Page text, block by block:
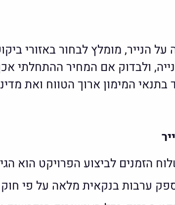
הנייר, מומלץ לבחור באזורי
ולבדוק אם המחיר ההתחלתי
המימון ארוך הטווח ואת
הזמנים לביצוע הפרויקט הוא
ערבות בנקאית מלאה על פי